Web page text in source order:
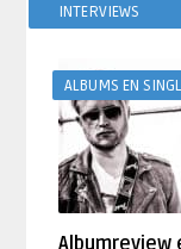
INTERVIEWS
ALBUMS EN
Albumreview